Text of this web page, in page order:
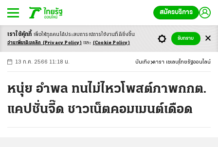
สมัครบริการ
-ก ก ก+
13 ก.ค. 2566 11:18 น. บันเทิง ดารา เซเลบ ไทยรัฐออนไลน์
หนุ่ย อำพล ทนไม่ไหวโพสต์ภาพกกต.
แคปชั่นจี๊ด ชาวเน็ตคอมเมนต์เดือด
เราใช้คุ้กกี้ เพื่อให้ทุกคนได้ประสบการณ์การใช้งานที่ดียิ่งขึ้น
อ่านเพิ่มเติมคลิก (Privacy Policy) และ (Cookie Policy)
รับทราบ